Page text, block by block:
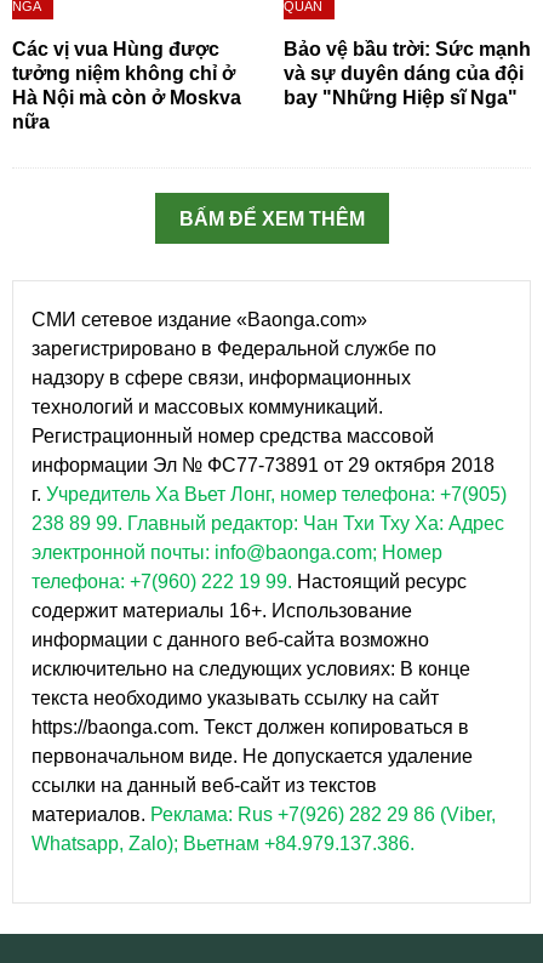
NGA
Các vị vua Hùng được
tưởng niệm không chỉ ở
Hà Nội mà còn ở Moskva
nữa
QUÂN
Bảo vệ bầu trời: Sức mạnh
và sự duyên dáng của đội
bay "Những Hiệp sĩ Nga"
BẤM ĐỂ XEM THÊM
СМИ сетевое издание «Baonga.com»
зарегистрировано в Федеральной службе по
надзору в сфере связи, информационных
технологий и массовых коммуникаций.
Регистрационный номер средства массовой
информации Эл № ФС77-73891 от 29 октября 2018
г. Учредитель Ха Вьет Лонг, номер телефона: +7(905)
238 89 99. Главный редактор: Чан Тхи Тху Ха: Адрес
электронной почты: info@baonga.com; Номер
телефона: +7(960) 222 19 99. Настоящий ресурс
содержит материалы 16+. Использование
информации с данного веб-сайта возможно
исключительно на следующих условиях: В конце
текста необходимо указывать ссылку на сайт
https://baonga.com. Текст должен копироваться в
первоначальном виде. Не допускается удаление
ссылки на данный веб-сайт из текстов
материалов. Реклама: Rus +7(926) 282 29 86 (Viber,
Whatsapp, Zalo); Вьетнам +84.979.137.386.